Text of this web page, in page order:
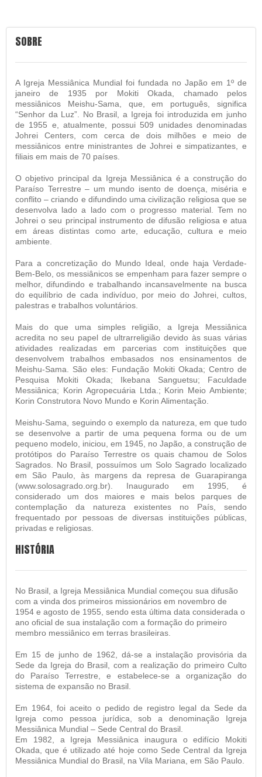
SOBRE
A Igreja Messiânica Mundial foi fundada no Japão em 1º de
janeiro de 1935 por Mokiti Okada, chamado pelos
messiânicos Meishu-Sama, que, em português, significa
“Senhor da Luz”. No Brasil, a Igreja foi introduzida em junho
de 1955 e, atualmente, possui 509 unidades denominadas
Johrei Centers, com cerca de dois milhões e meio de
messiânicos entre ministrantes de Johrei e simpatizantes, e
filiais em mais de 70 países.
O objetivo principal da Igreja Messiânica é a construção do
Paraíso Terrestre – um mundo isento de doença, miséria e
conflito – criando e difundindo uma civilização religiosa que se
desenvolva lado a lado com o progresso material. Tem no
Johrei o seu principal instrumento de difusão religiosa e atua
em áreas distintas como arte, educação, cultura e meio
ambiente.
Para a concretização do Mundo Ideal, onde haja Verdade-
Bem-Belo, os messiânicos se empenham para fazer sempre o
melhor, difundindo e trabalhando incansavelmente na busca
do equilíbrio de cada indivíduo, por meio do Johrei, cultos,
palestras e trabalhos voluntários.
Mais do que uma simples religião, a Igreja Messiânica
acredita no seu papel de ultrarreligião devido às suas várias
atividades realizadas em parcerias com instituições que
desenvolvem trabalhos embasados nos ensinamentos de
Meishu-Sama. São eles: Fundação Mokiti Okada; Centro de
Pesquisa Mokiti Okada; Ikebana Sanguetsu; Faculdade
Messiânica; Korin Agropecuária Ltda.; Korin Meio Ambiente;
Korin Construtora Novo Mundo e Korin Alimentação.
Meishu-Sama, seguindo o exemplo da natureza, em que tudo
se desenvolve a partir de uma pequena forma ou de um
pequeno modelo, iniciou, em 1945, no Japão, a construção de
protótipos do Paraíso Terrestre os quais chamou de Solos
Sagrados. No Brasil, possuímos um Solo Sagrado localizado
em São Paulo, às margens da represa de Guarapiranga
(www.solosagrado.org.br). Inaugurado em 1995, é
considerado um dos maiores e mais belos parques de
contemplação da natureza existentes no País, sendo
frequentado por pessoas de diversas instituições públicas,
privadas e religiosas.
HISTÓRIA
No Brasil, a Igreja Messiânica Mundial começou sua difusão
com a vinda dos primeiros missionários em novembro de
1954 e agosto de 1955, sendo esta última data considerada o
ano oficial de sua instalação com a formação do primeiro
membro messiânico em terras brasileiras.
Em 15 de junho de 1962, dá-se a instalação provisória da
Sede da Igreja do Brasil, com a realização do primeiro Culto
do Paraíso Terrestre, e estabelece-se a organização do
sistema de expansão no Brasil.
Em 1964, foi aceito o pedido de registro legal da Sede da
Igreja como pessoa jurídica, sob a denominação Igreja
Messiânica Mundial – Sede Central do Brasil.
Em 1982, a Igreja Messiânica inaugura o edifício Mokiti
Okada, que é utilizado até hoje como Sede Central da Igreja
Messiânica Mundial do Brasil, na Vila Mariana, em São Paulo.